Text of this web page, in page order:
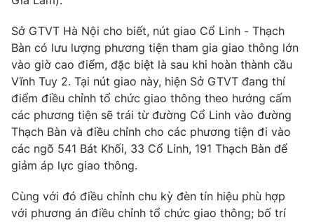
Nhân vật
Khán giả
Giải sao mai
Điện ảnh
Âm nhạc
Sao
Đời sống
Du lịch
Làm đẹp
Chất lượng cuộc sống
Giáo dục
Tuyển sinh
Học trực tuyến
Công nghệ
Hitech Công nghệ tương lai
Sản phẩm
Thị trường
Giao lưu trực tuyến
Lịch phát sóng
Sở GTVT Hà Nội cho biết, nút giao Cổ Linh - Thạch
Bàn có lưu lượng phương tiện tham gia giao thông lớn
vào giờ cao điểm, đặc biệt là sau khi hoàn thành cầu
Vĩnh Tuy 2. Tại nút giao này, hiện Sở GTVT đang thí
điểm điều chỉnh tổ chức giao thông theo hướng cấm
các phương tiện sẽ trái từ đường Cổ Linh vào đường
Thạch Bàn và điều chỉnh cho các phương tiện đi vào
các ngõ 541 Bát Khối, 33 Cổ Linh, 191 Thạch Bàn để
giảm áp lực giao thông.
Cùng với đó điều chỉnh chu kỳ đèn tín hiệu phù hợp
với phương án điều chỉnh tổ chức giao thông; bố trí